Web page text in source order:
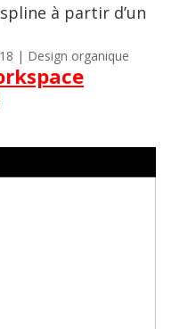
à partir d’un
| Design organique